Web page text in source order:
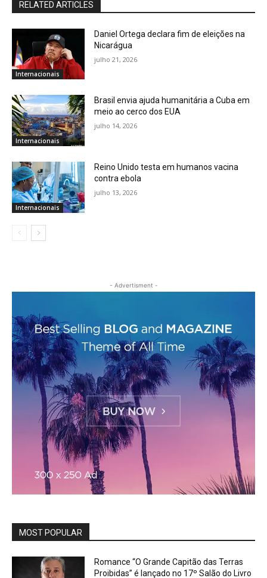
RELATED ARTICLES
Internacionais
Daniel Ortega declara fim de eleições na
Nicarágua
julho 21, 2026
Internacionais
Brasil envia ajuda humanitária a Cuba em
meio ao cerco dos EUA
julho 14, 2026
Internacionais
Reino Unido testa em humanos vacina
contra ebola
julho 13, 2026
- Advertisment -
MOST POPULAR
Romance “O Grande Capitão das Terras
Proibidas” é lançado no 17º Salão do Livro